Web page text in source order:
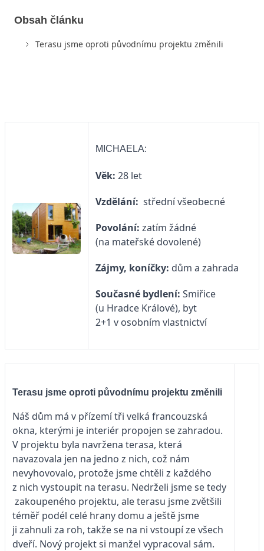
Obsah článku
Terasu jsme oproti původnímu projektu změnili
MICHAELA:
Věk: 28 let
Vzdělání: střední všeobecné
Povolání: zatím žádné
(na mateřské dovolené)
Zájmy, koníčky: dům a zahrada
Současné bydlení: Smiřice
(u Hradce Králové), byt
2+1 v osobním vlastnictví
Terasu jsme oproti původnímu projektu změnili
Náš dům má v přízemí tři velká francouzská
okna, kterými je interiér propojen se zahradou.
V projektu byla navržena terasa, která
navazovala jen na jedno z nich, což nám
nevyhovovalo, protože jsme chtěli z každého
z nich vystoupit na terasu. Nedrželi jsme se tedy
zakoupeného projektu, ale terasu jsme zvětšili
téměř podél celé hrany domu a ještě jsme
ji zahnuli za roh, takže se na ni vstoupí ze všech
dveří. Nový projekt si manžel vypracoval sám.